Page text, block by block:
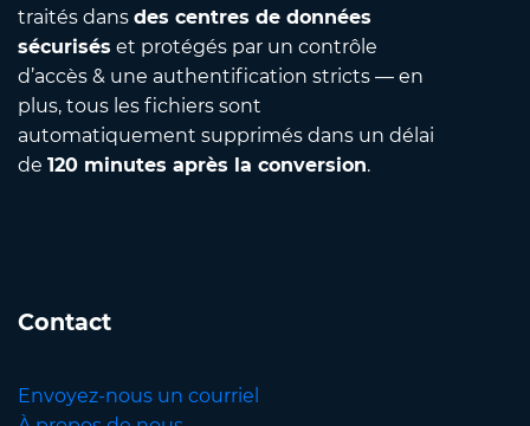
traités dans des centres de données
sécurisés et protégés par un contrôle
d’accès & une authentification stricts — en
plus, tous les fichiers sont
automatiquement supprimés dans un délai
de 120 minutes après la conversion.
Contact
Envoyez-nous un courriel